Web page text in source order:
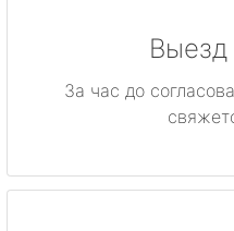
Выезд
За час до